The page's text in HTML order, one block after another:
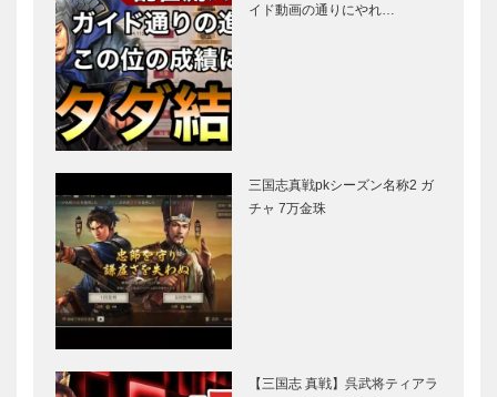
イド動画の通りにやれ…
三国志真戦pkシーズン名称2 ガ
チャ 7万金珠
【三国志 真戦】呉武将ティアラ